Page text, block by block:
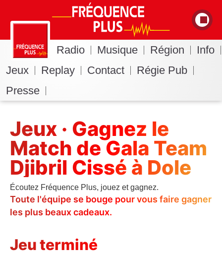
Radio Musique Région
Info
Jeux
Replay Contact
Régie Pub
Presse
Jeux · Gagnez le
Match de Gala Team
Djibril Cissé à Dole
Écoutez Fréquence Plus, jouez et gagnez.
Toute l'équipe se bouge pour vous faire gagner
les plus beaux cadeaux.
Jeu terminé